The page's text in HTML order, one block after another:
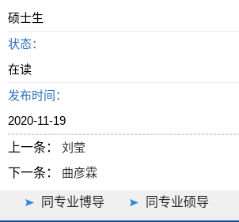
硕士生
状态：
在读
发布时间：
2020-11-19
上一条：
刘莹
下一条：
曲彦霖
同专业博导 同专业硕导